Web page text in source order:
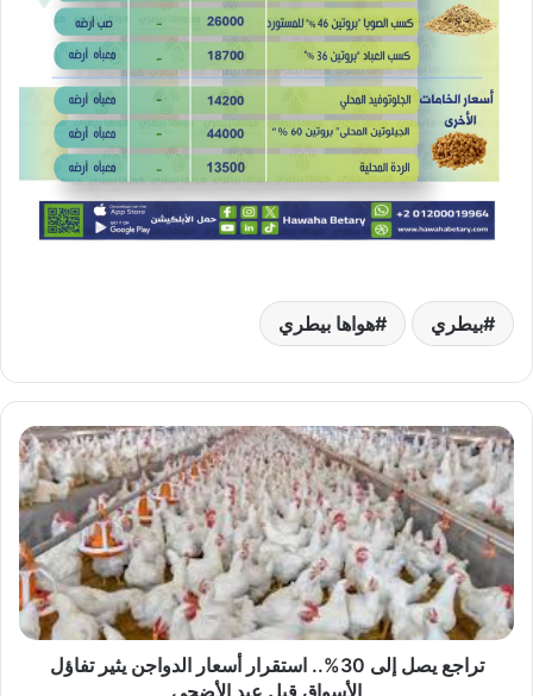
بيطري هواها بيطري
تراجع
يصل
إلى
30%..
استقرار
أسعار
الدواجن
يثير
تفاؤل
الأسواق
تراجع يصل إلى 30%.. استقرار أسعار الدواجن يثير تفاؤل
الأسواق قبل عيد الأضحى